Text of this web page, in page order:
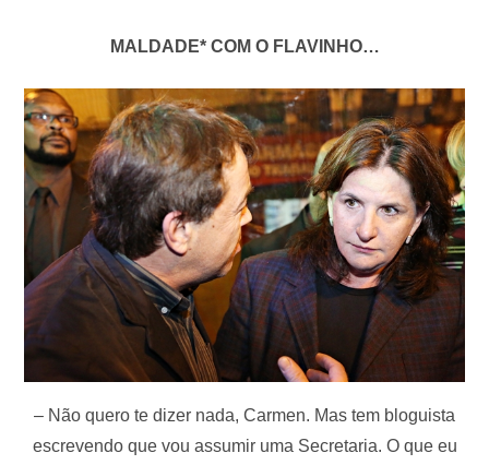
MALDADE* COM O FLAVINHO…
– Não quero te dizer nada, Carmen. Mas tem bloguista
escrevendo que vou assumir uma Secretaria. O que eu